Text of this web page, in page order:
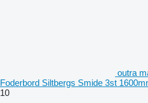
outra
Foderbord Siltbergs Smide 3st
10